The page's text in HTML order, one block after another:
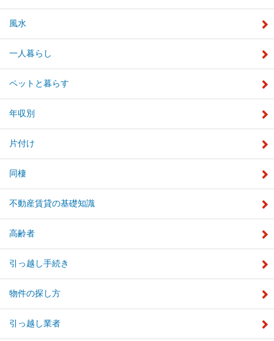
風水
一人暮らし
ペットと暮らす
年収別
片付け
同棲
不動産賃貸の基礎知識
高齢者
引っ越し手続き
物件の探し方
引っ越し業者